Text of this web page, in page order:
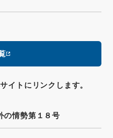
イトにリンクします。
の情勢第１８号